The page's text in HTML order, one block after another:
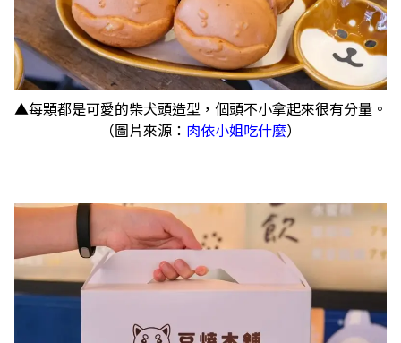
▲每顆都是可愛的柴犬頭造型，個頭不小拿起來很有分量。
（圖片來源： 肉依小姐吃什麼）